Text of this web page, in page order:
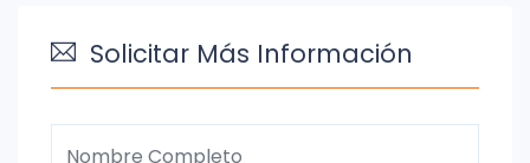
Solicitar Más Información